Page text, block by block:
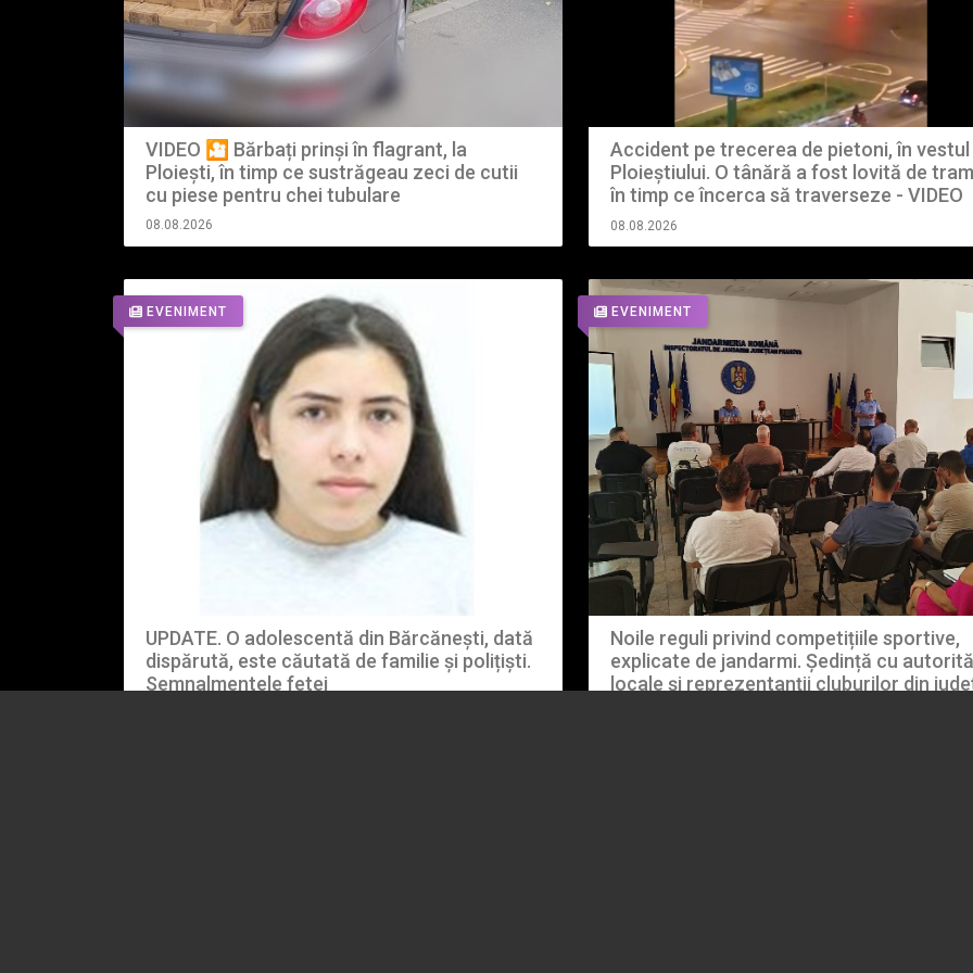
VIDEO 🎦 Bărbați prinși în flagrant, la
Ploiești, în timp ce sustrăgeau zeci de cutii
cu piese pentru chei tubulare
08.08.2026
Accident pe trecerea de pietoni, în vestul
Ploieștiului. O tânără a fost lovită de
în timp ce încerca să traverseze - VIDEO
LINK
08.08.2026
EVENIMENT
UPDATE. O adolescentă din Bărcănești, dată
dispărută, este căutată de familie și polițiști.
Semnalmentele fetei
EVENIMENT
Noile reguli privind competițiile sportive,
explicate de jandarmi. Ședință cu
locale și reprezentanții cluburilor din